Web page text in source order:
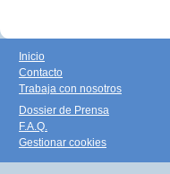
Inicio
Contacto
Trabaja con nosotros
Dossier de Prensa
F.A.Q.
Gestionar cookies